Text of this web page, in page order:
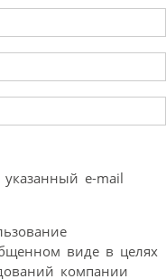
e-mail
виде в целях
компании